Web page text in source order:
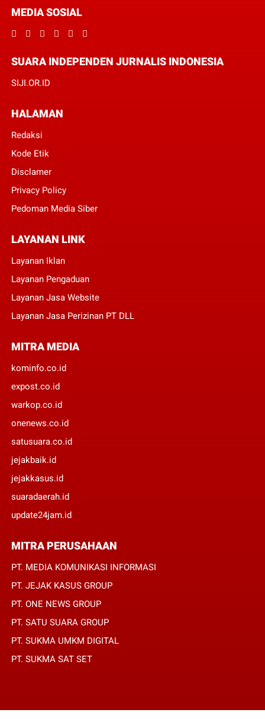
MEDIA SOSIAL
SUARA INDEPENDEN JURNALIS INDONESIA
SIJI.OR.ID
HALAMAN
Redaksi
Kode Etik
Disclamer
Privacy Policy
Pedoman Media Siber
LAYANAN LINK
Layanan Iklan
Layanan Pengaduan
Layanan Jasa Website
Layanan Jasa Perizinan PT DLL
MITRA MEDIA
kominfo.co.id
expost.co.id
warkop.co.id
onenews.co.id
satusuara.co.id
jejakbaik.id
jejakkasus.id
suaradaerah.id
update24jam.id
MITRA PERUSAHAAN
PT. MEDIA KOMUNIKASI INFORMASI
PT. JEJAK KASUS GROUP
PT. ONE NEWS GROUP
PT. SATU SUARA GROUP
PT. SUKMA UMKM DIGITAL
PT. SUKMA SAT SET